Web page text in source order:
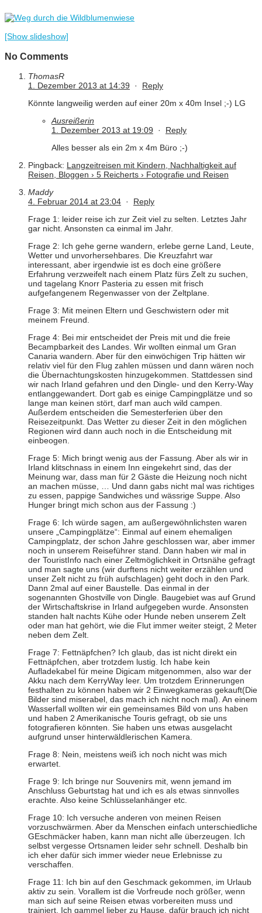
[Show slideshow]
No Comments
ThomasR
1. Dezember 2013 at 14:39 · Reply
Könnte langweilig werden auf einer 20m x 40m Insel ;-) LG
Ausreißerin
1. Dezember 2013 at 19:09 · Reply
Alles besser als ein 2m x 4m Büro ;-)
Pingback: Langzeitreisen mit Kindern, Nachhaltigkeit auf
Reisen, Bloggen › 5 Reicherts › Fotografie und Reisen
Maddy
4. Februar 2014 at 23:04 · Reply
Frage 1: leider reise ich zur Zeit viel zu selten. Letztes Jahr
gar nicht. Ansonsten ca einmal im Jahr.
Frage 2: Ich gehe gerne wandern, erlebe gerne Land, Leute,
Wetter und unvorhersehbares. Die Kreuzfahrt war
interessant, aber irgendwie ist es doch eine größere
Erfahrung verzweifelt nach einem Platz fürs Zelt zu suchen,
und tagelang Knorr Pasteria zu essen mit frisch
aufgefangenem Regenwasser von der Zeltplane.
Frage 3: Mit meinen Eltern und Geschwistern oder mit
meinem Freund.
Frage 4: Bei mir entscheidet der Preis mit und die freie
Becampbarkeit des Landes. Wir wollten einmal um Gran
Canaria wandern. Aber für den einwöchigen Trip hätten wir
relativ viel für den Flug zahlen müssen und dann wären noch
die Übernachtungskosten hinzugekommen. Stattdessen sind
wir nach Irland gefahren und den Dingle- und den Kerry-Way
entlanggewandert. Dort gab es einige Campingplätze und so
lange man keinen stört, darf man auch wild campen.
Außerdem entscheiden die Semesterferien über den
Reisezeitpunkt. Das Wetter zu dieser Zeit in den möglichen
Regionen wird dann auch noch in die Entscheidung mit
einbeogen.
Frage 5: Mich bringt wenig aus der Fassung. Aber als wir in
Irland klitschnass in einem Inn eingekehrt sind, das der
Meinung war, dass man für 2 Gäste die Heizung noch nicht
an machen müsse, … Und dann gabs nicht mal was richtiges
zu essen, pappige Sandwiches und wässrige Suppe. Also
Hunger bringt mich schon aus der Fassung :)
Frage 6: Ich würde sagen, am außergewöhnlichsten waren
unsere „Campingplätze“: Einmal auf einem ehemaligen
Campingplatz, der schon Jahre geschlossen war, aber immer
noch in unserem Reiseführer stand. Dann haben wir mal in
der TouristInfo nach einer Zeltmöglichkeit in Ortsnähe gefragt
und man sagte uns (wir durftens nicht weiter erzählen und
unser Zelt nicht zu früh aufschlagen) geht doch in den Park.
Dann 2mal auf einer Baustelle. Das einmal in der
sogenannten Ghostville von Dingle. Baugebiet was auf Grund
der Wirtschaftskrise in Irland aufgegeben wurde. Ansonsten
standen halt nachts Kühe oder Hunde neben unserem Zelt
oder man hat gehört, wie die Flut immer weiter steigt, 2 Meter
neben dem Zelt.
Frage 7: Fettnäpfchen? Ich glaub, das ist nicht direkt ein
Fettnäpfchen, aber trotzdem lustig. Ich habe kein
Aufladekabel für meine Digicam mitgenommen, also war der
Akku nach dem KerryWay leer. Um trotzdem Erinnerungen
festhalten zu können haben wir 2 Einwegkameras gekauft(Die
Bilder sind miserabel, das mach ich nicht noch mal). An einem
Wasserfall wollten wir ein gemeinsames Bild von uns haben
und haben 2 Amerikanische Touris gefragt, ob sie uns
fotografieren könnten. Sie haben uns etwas ausgelacht
aufgrund unser hinterwäldlerischen Kamera.
Frage 8: Nein, meistens weiß ich noch nicht was mich
erwartet.
Frage 9: Ich bringe nur Souvenirs mit, wenn jemand im
Anschluss Geburtstag hat und ich es als etwas sinnvolles
erachte. Also keine Schlüsselanhänger etc.
Frage 10: Ich versuche anderen von meinen Reisen
vorzuschwärmen. Aber da Menschen einfach unterschiedliche
GEschmäcker haben, kann man nicht alle überzeugen. Ich
selbst vergesse Ortsnamen leider sehr schnell. Deshalb bin
ich eher dafür sich immer wieder neue Erlebnisse zu
verschaffen.
Frage 11: Ich bin auf den Geschmack gekommen, im Urlaub
aktiv zu sein. Vorallem ist die Vorfreude noch größer, wenn
man sich auf seine Reisen etwas vorbereiten muss und
trainiert. Ich gammel lieber zu Hause, dafür brauch ich nicht